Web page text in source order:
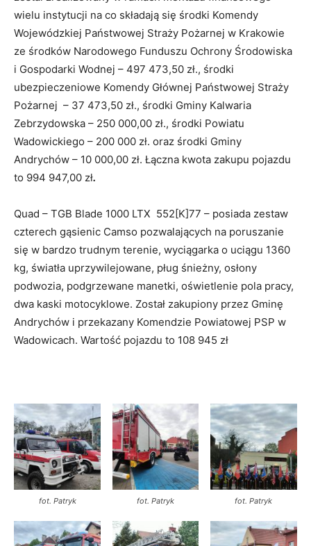
wielu instytucji na co składają się środki Komendy
Wojewódzkiej Państwowej Straży Pożarnej w Krakowie
ze środków Narodowego Funduszu Ochrony Środowiska
i Gospodarki Wodnej – 497 473,50 zł., środki
ubezpieczeniowe Komendy Głównej Państwowej Straży
Pożarnej – 37 473,50 zł., środki Gminy Kalwaria
Zebrzydowska – 250 000,00 zł., środki Powiatu
Wadowickiego – 200 000 zł. oraz środki Gminy
Andrychów – 10 000,00 zł. Łączna kwota zakupu pojazdu
to 994 947,00 zł.
Quad – TGB Blade 1000 LTX 552[K]77 – posiada zestaw
czterech gąsienic Camso pozwalających na poruszanie
się w bardzo trudnym terenie, wyciągarka o uciągu 1360
kg, światła uprzywilejowane, pług śnieżny, osłony
podwozia, podgrzewane manetki, oświetlenie pola pracy,
dwa kaski motocyklowe. Został zakupiony przez Gminę
Andrychów i przekazany Komendzie Powiatowej PSP w
Wadowicach. Wartość pojazdu to 108 945 zł
fot. Patryk fot. Patryk fot. Patryk